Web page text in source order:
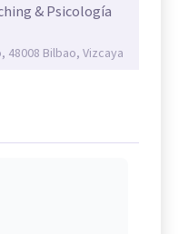
& Psicología
48008 Bilbao, Vizcaya